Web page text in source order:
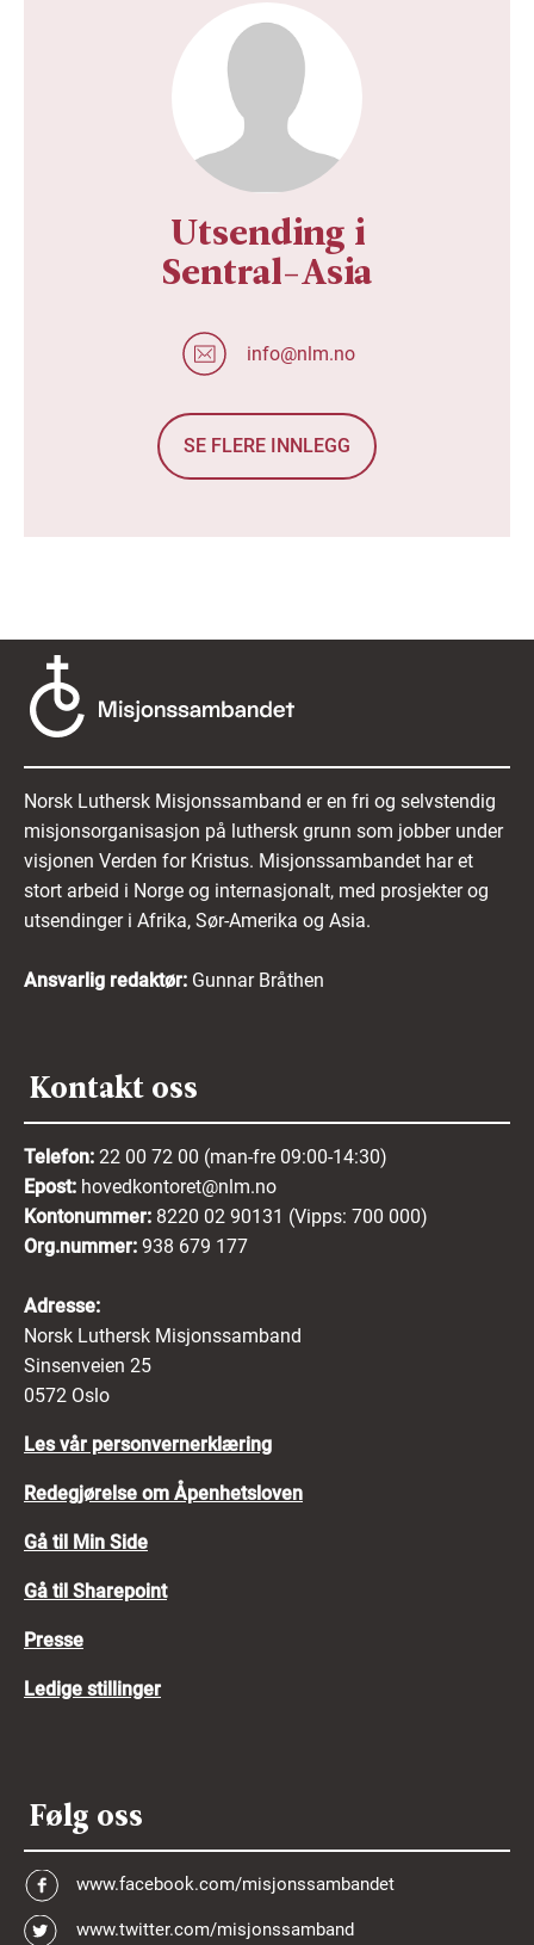
Utsending i
Sentral-Asia
info@nlm.no
SE FLERE INNLEGG
Norsk Luthersk Misjonssamband er en fri og selvstendig
misjonsorganisasjon på luthersk grunn som jobber under
visjonen Verden for Kristus. Misjonssambandet har et
stort arbeid i Norge og internasjonalt, med prosjekter og
utsendinger i Afrika, Sør-Amerika og Asia.
Ansvarlig redaktør: Gunnar Bråthen
Kontakt oss
Telefon: 22 00 72 00 (man-fre 09:00-14:30)
Epost: hovedkontoret@nlm.no
Kontonummer: 8220 02 90131 (Vipps: 700 000)
Org.nummer: 938 679 177
Adresse:
Norsk Luthersk Misjonssamband
Sinsenveien 25
0572 Oslo
Les vår personvernerklæring
Redegjørelse om Åpenhetsloven
Gå til Min Side
Gå til Sharepoint
Presse
Ledige stillinger
Følg oss
www.facebook.com/misjonssambandet
www.twitter.com/misjonssamband